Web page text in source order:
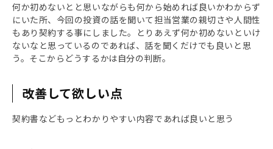
何か初めないとと思いながらも何から始めれば良いかわからず
にいた所、今回の投資の話を聞いて担当営業の親切さや人間性
もあり契約する事にしました。とりあえず何か初めないといけ
ないなと思っているのであれば、話を聞くだけでも良いと思
う。そこからどうするかは自分の判断。
改善して欲しい点
契約書などもっとわかりやすい内容であれば良いと思う